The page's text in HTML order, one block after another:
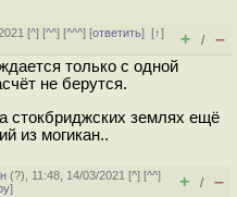
[^] [^^] [^^^] [ответить][↑]
+ / –
только с одной
не берутся.
стокбриджских землях ещё
из могикан..
(?), 11:48, 14/03/2021 [^] [^^]
] + / –